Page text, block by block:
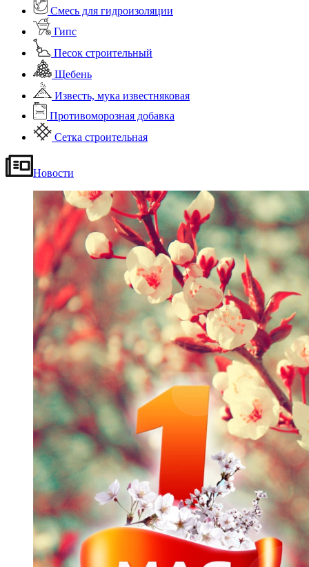
Смесь для гидроизоляции
Гипс
Песок строительный
Щебень
Известь, мука известняковая
Противоморозная добавка
Сетка строительная
Новости